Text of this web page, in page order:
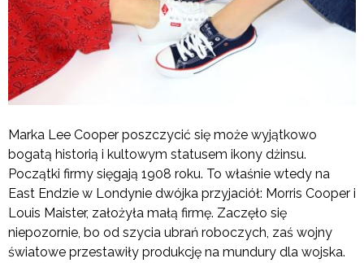
Marka Lee Cooper poszczycić się może wyjątkowo
bogatą historią i kultowym statusem ikony dżinsu.
Początki firmy sięgają 1908 roku. To właśnie wtedy na
East Endzie w Londynie dwójka przyjaciół: Morris Cooper i
Louis Maister, założyła małą firmę. Zaczęło się
niepozornie, bo od szycia ubrań roboczych, zaś wojny
światowe przestawiły produkcję na mundury dla wojska.